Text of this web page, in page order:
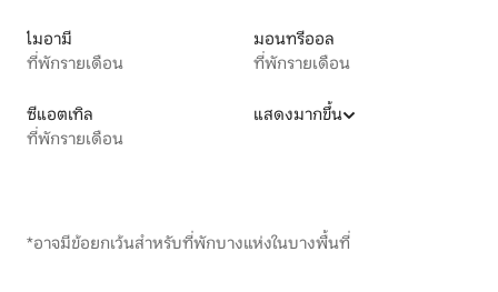
ไมอามี
ที่พักรายเดือน
มอนทรีออล
ที่พักรายเดือน
ซีแอตเทิล
ที่พักรายเดือน
แสดงมากขึ้น
*อาจมีข้อยกเว้นสำหรับที่พักบางแห่งในบางพื้นที่